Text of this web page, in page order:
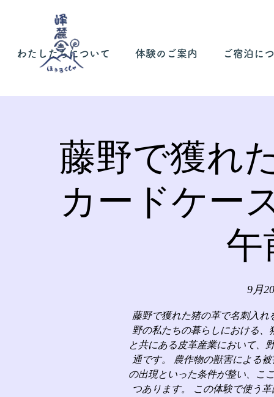
わたしたちについて 体験のご案内 ご宿泊に
藤野で獲れ
カードケー
午
9月
藤野で獲れた猪の革で名刺入
野の私たちの暮らしにおける
と共にある皮革産業において、
通です。 農作物の獣害による
の出現といった条件が整い、こ
つあります。 この体験で使う